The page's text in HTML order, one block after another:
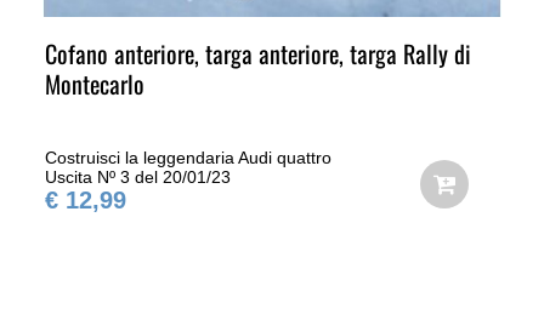
Cofano anteriore, targa anteriore, targa Rally di
Montecarlo
Costruisci la leggendaria Audi quattro
Uscita Nº 3 del 20/01/23
€ 12,99